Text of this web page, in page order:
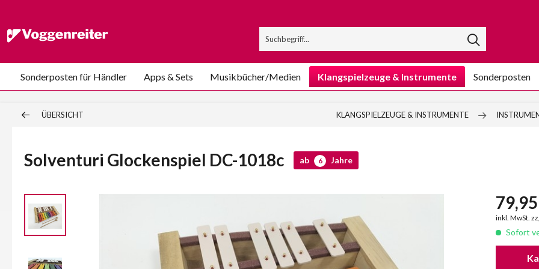
Sonderposten für Händler Apps & Sets Musikbücher/Medien Klangspielzeuge & Instrumente Sonderposten
ÜBERSICHT KLANGSPIELZEUGE & INSTRUMENTE
Solventuri Glockenspiel DC-1018c ab 6 Jahre
inkl. MwSt.
Sofort